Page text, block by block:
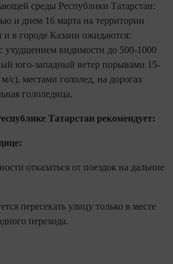
среды Республики Татарстан:
и днем 16 марта на территории
и в городе Казани ожидаются:
ухудшением видимости до 500-1000
юго-западный ветер порывами 15-
с), местами гололед, на дорогах
гололедица.
Татарстан рекомендует:
отказаться от поездок на дальние
пересекать улицу только в месте
перехода.